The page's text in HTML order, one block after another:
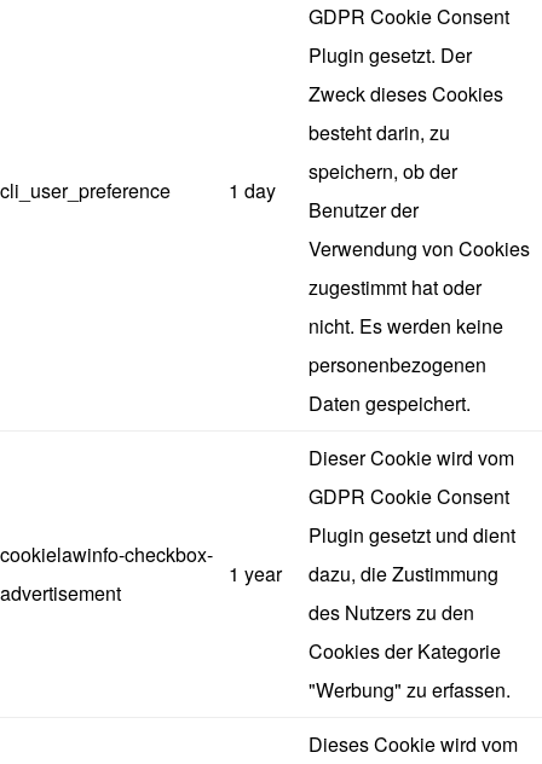
cli_user_preference 1 day
GDPR Cookie Consent
Plugin gesetzt. Der
Zweck dieses Cookies
besteht darin, zu
speichern, ob der
Benutzer der
Verwendung von Cookies
zugestimmt hat oder
nicht. Es werden keine
personenbezogenen
Daten gespeichert.
cookielawinfo-checkbox-
advertisement
1 year
Dieser Cookie wird vom
GDPR Cookie Consent
Plugin gesetzt und dient
dazu, die Zustimmung
des Nutzers zu den
Cookies der Kategorie
"Werbung" zu erfassen.
Dieses Cookie wird vom